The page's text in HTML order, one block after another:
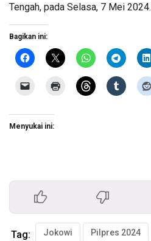
Tengah, pada Selasa, 7 Mei 2024.
Bagikan ini:
Menyukai ini:
Tag: Jokowi Pilpres 2024